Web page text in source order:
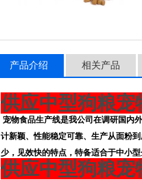
产品介绍 相关产品
供应中型狗粮宠
宠物食品生产线是我公司在调研国内
计新颖、性能稳定可靠、生产从面粉
少，见效快的特点，特备适合于中小型
供应中型狗粮宠